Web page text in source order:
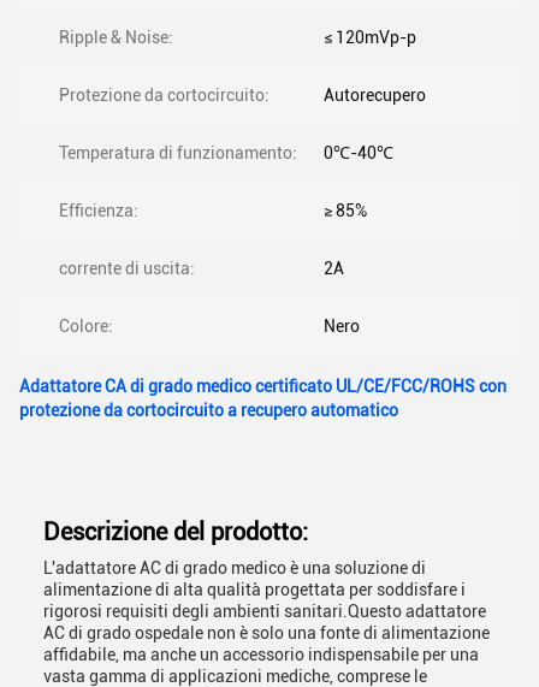
Ripple & Noise: ≤ 120mVp-p
Protezione da cortocircuito: Autorecupero
Temperatura di funzionamento: 0℃-40℃
Efficienza: ≥ 85%
corrente di uscita: 2A
Colore: Nero
Adattatore CA di grado medico certificato UL/CE/FCC/ROHS con
protezione da cortocircuito a recupero automatico
Descrizione del prodotto:
L'adattatore AC di grado medico è una soluzione di
alimentazione di alta qualità progettata per soddisfare i
rigorosi requisiti degli ambienti sanitari.Questo adattatore
AC di grado ospedale non è solo una fonte di alimentazione
affidabile, ma anche un accessorio indispensabile per una
vasta gamma di applicazioni mediche, comprese le